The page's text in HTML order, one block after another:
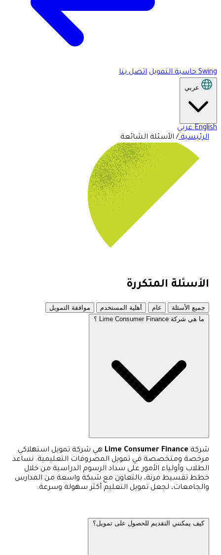
Swing حاسبة التمويل اتصل بنا
عربي
English عربي
الرئيسية/ الأسئلة الشائعة
الأسئلة المتكررة
جميع الأسئلة عام أهلية المستخدم
موافقة التمويل
ما هي شركة Lime Consumer Finance ؟
شركة Lime Consumer Finance هي شركة تمويل استهلاكي
مرخصة ومتخصصة في تمويل المصروفات التعليمية. نساعد
الطلاب وأولياء الأمور على سداد الرسوم الدراسية من خلال
خطط تقسيط مرنة، بالتعاون مع شبكة واسعة من المدارس
والجامعات، لجعل تمويل التعليم أكثر سهولة وسرعة.
كيف يمكنني التقديم للحصول على تمويل؟